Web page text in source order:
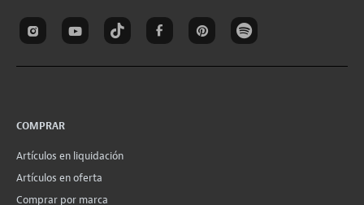
COMPRAR
Artículos en liquidación
Artículos en oferta
Comprar por marca